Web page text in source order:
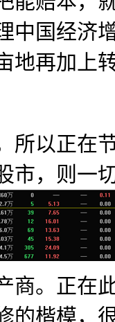
中国经济
地再加上
以正在
，则一
商。正在
的楷模，